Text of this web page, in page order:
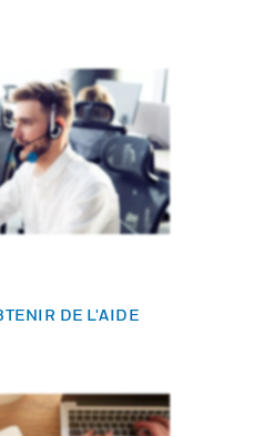
DE L'AIDE